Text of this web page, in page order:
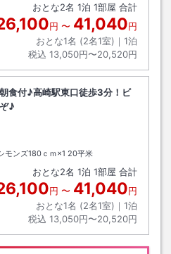
おとな2名 1泊 1部屋 合計
円 〜 41,040円
おとな1名 (2名1室)｜ 1泊
税込 13,050円〜20,520円
食付♪高崎駅東口徒歩3分！ビ
♪
モンズ180ｃｍ×1 20平米
おとな2名 1泊 1部屋 合計
円 〜 41,040円
おとな1名 (2名1室)｜ 1泊
税込 13,050円〜20,520円